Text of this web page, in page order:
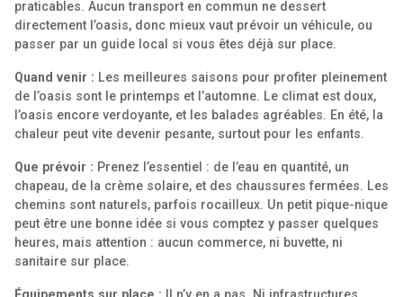
praticables. Aucun transport en commun ne dessert
directement l’oasis, donc mieux vaut prévoir un véhicule, ou
passer par un guide local si vous êtes déjà sur place.
Quand venir : Les meilleures saisons pour profiter pleinement
de l’oasis sont le printemps et l’automne. Le climat est doux,
l’oasis encore verdoyante, et les balades agréables. En été, la
chaleur peut vite devenir pesante, surtout pour les enfants.
Que prévoir : Prenez l’essentiel : de l’eau en quantité, un
chapeau, de la crème solaire, et des chaussures fermées. Les
chemins sont naturels, parfois rocailleux. Un petit pique-nique
peut être une bonne idée si vous comptez y passer quelques
heures, mais attention : aucun commerce, ni buvette, ni
sanitaire sur place.